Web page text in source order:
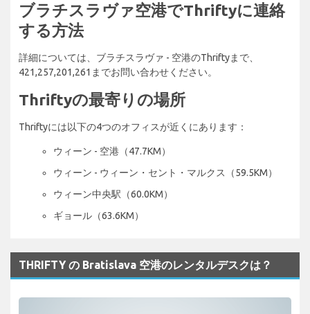
ブラチスラヴァ空港でThriftyに連絡
する方法
詳細については、ブラチスラヴァ - 空港のThriftyまで、
421,257,201,261までお問い合わせください。
Thriftyの最寄りの場所
Thriftyには以下の4つのオフィスが近くにあります：
ウィーン - 空港（47.7KM）
ウィーン - ウィーン・セント・マルクス（59.5KM）
ウィーン中央駅（60.0KM）
ギョール（63.6KM）
THRIFTY の Bratislava 空港のレンタルデスクは？